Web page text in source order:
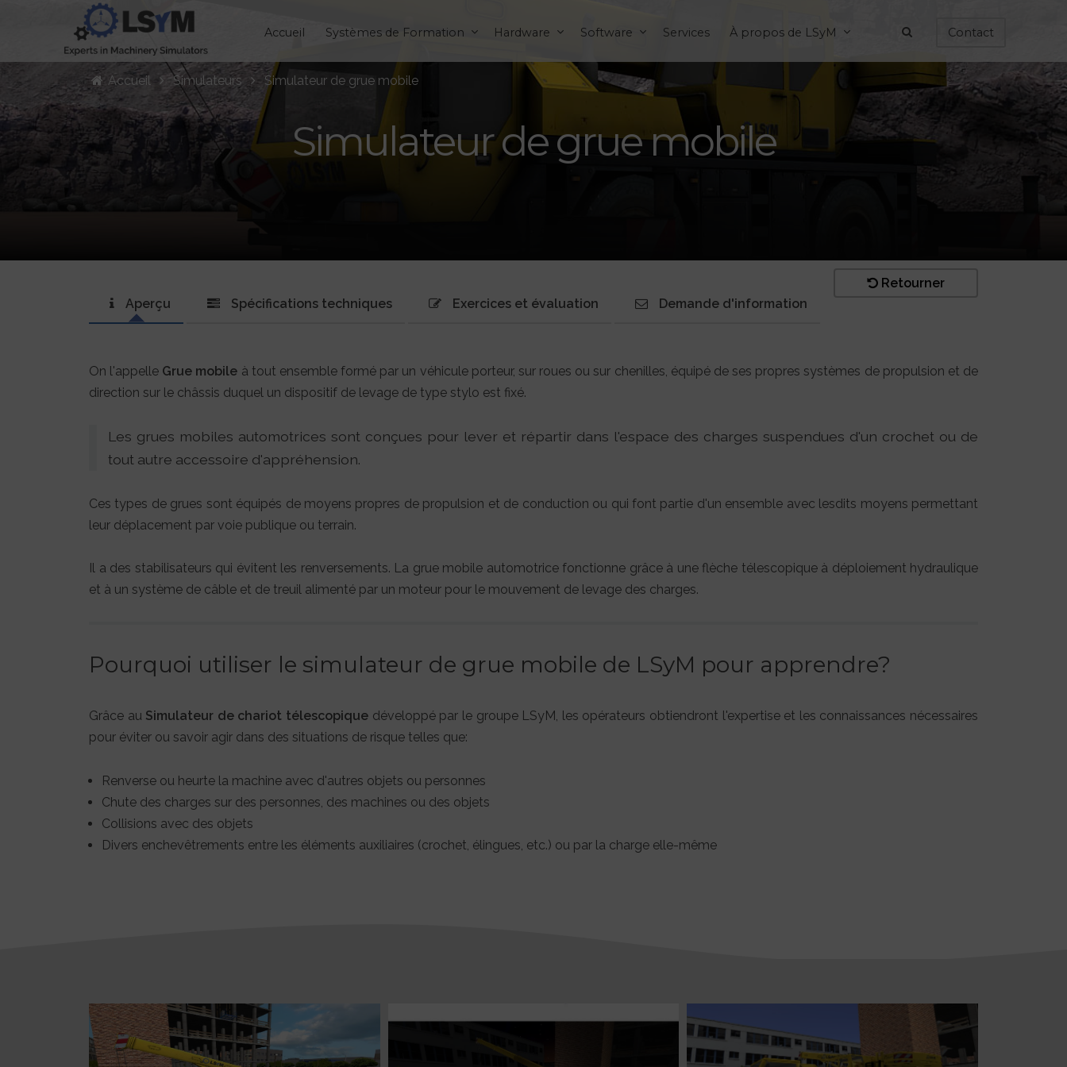
Accueil Systèmes de Formation Hardware Software Services À propos de LSyM Contact
Accueil Simulateurs Simulateur de grue mobile
Simulateur de grue mobile
Retourner
Aperçu
Spécifications techniques Exercices et évaluation Demande d'information
On l'appelle Grue mobile à tout ensemble formé par un véhicule porteur, sur roues ou sur chenilles, équipé de ses propres systèmes de propulsion et de
direction sur le châssis duquel un dispositif de levage de type stylo est fixé.
Les grues mobiles automotrices sont conçues pour lever et répartir dans l'espace des charges suspendues d'un crochet ou de
tout autre accessoire d'appréhension.
Ces types de grues sont équipés de moyens propres de propulsion et de conduction ou qui font partie d'un ensemble avec lesdits moyens permettant
leur déplacement par voie publique ou terrain.
Il a des stabilisateurs qui évitent les renversements. La grue mobile automotrice fonctionne grâce à une flèche télescopique à déploiement hydraulique
et à un système de câble et de treuil alimenté par un moteur pour le mouvement de levage des charges.
Pourquoi utiliser le simulateur de grue mobile de LSyM pour apprendre?
Grâce au Simulateur de chariot télescopique développé par le groupe LSyM, les opérateurs obtiendront l'expertise et les connaissances nécessaires
pour éviter ou savoir agir dans des situations de risque telles que:
Renverse ou heurte la machine avec d'autres objets ou personnes
Chute des charges sur des personnes, des machines ou des objets
Collisions avec des objets
Divers enchevêtrements entre les éléments auxiliaires (crochet, élingues, etc.) ou par la charge elle-même